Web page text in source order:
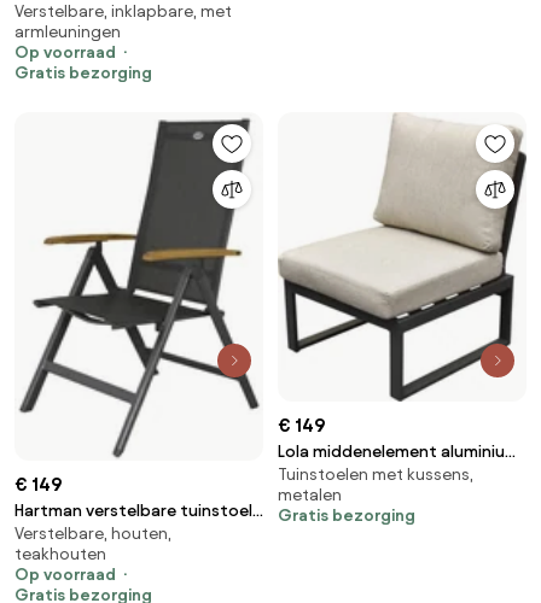
standenstoel
Verstelbare, inklapbare, met
armleuningen
Op voorraad
Gratis bezorging
€ 149
Hartman verstelbare tuinstoel
Napoli - Teak armleuning
Verstelbare, houten,
teakhouten
Op voorraad
Gratis bezorging
€ 149
Lola middenelement aluminium
antraciet
Tuinstoelen met kussens,
metalen
Gratis bezorging